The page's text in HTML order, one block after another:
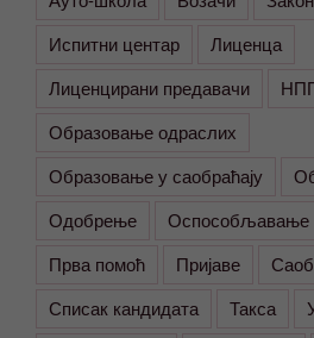
Испитни центар
Лиценца
Лиценцирани предавачи
Образовање одраслих
Образовање у саобраћају
Одобрење
Оспособљавање
Прва помоћ
Пријаве
Списак кандидата
Такса